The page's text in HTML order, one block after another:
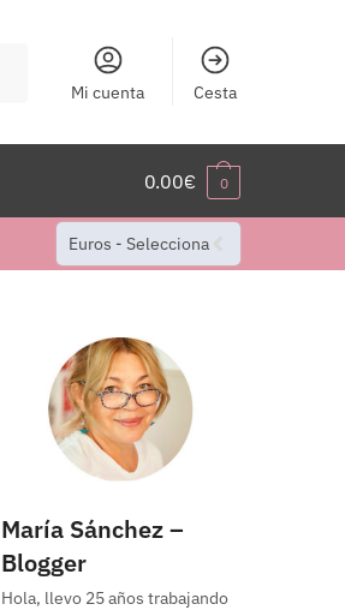
Mi cuenta Cesta
0.00€ 0
Euros - Selecciona
María Sánchez –
Blogger
Hola, llevo 25 años trabajando